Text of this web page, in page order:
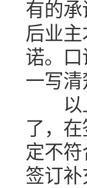
有的
后业
诺。
一写清
以上
了，
定不
签订